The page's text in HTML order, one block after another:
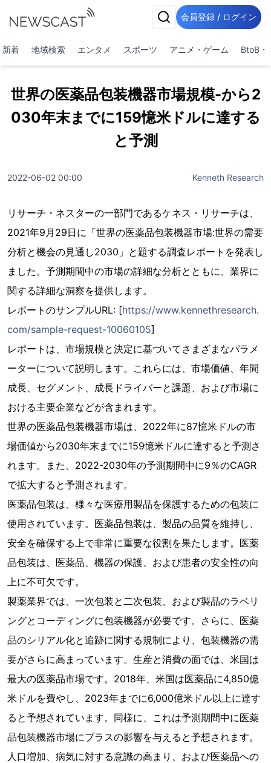
会員登録 / ログイン
新着 地域検索 エンタメ スポーツ アニメ・ゲーム BtoB・
世界の医薬品包装機器市場規模-から2
030年末までに159憶米ドルに達する
と予測
2022-06-02 00:00 Kenneth Research
リサーチ・ネスターの一部門であるケネス・リサーチは、
2021年9月29日に「世界の医薬品包装機器市場:世界の需要
分析と機会の見通し2030」と題する調査レポートを発表し
ました。予測期間中の市場の詳細な分析とともに、業界に
関する詳細な洞察を提供します。
レポートのサンプルURL: [https://www.kennethresearch.
com/sample-request-10060105]
レポートは、市場規模と決定に基づいてさまざまなパラメ
ーターについて説明します。これらには、市場価値、年間
成長、セグメント、成長ドライバーと課題、および市場に
おける主要企業などが含まれます。
世界の医薬品包装機器市場は、2022年に87憶米ドルの市
場価値から2030年末までに159憶米ドルに達すると予測さ
れます。また、2022-2030年の予測期間中に9％のCAGR
で拡大すると予測されます。
医薬品包装は、様々な医療用製品を保護するための包装に
使用されています。医薬品包装は、製品の品質を維持し、
安全を確保する上で非常に重要な役割を果たします。医薬
品包装は、医薬品、機器の保護、および患者の安全性の向
上に不可欠です。
製薬業界では、一次包装と二次包装、および製品のラベリ
ングとコーディングに包装機器が必要です。さらに、医薬
品のシリアル化と追跡に関する規制により、包装機器の需
要がさらに高まっています。生産と消費の面では、米国は
最大の医薬品市場です。2018年、米国は医​​薬品に4,850億
米ドルを費やし、2023年までに6,000億米ドル以上に達す
ると予想されています。同様に、これは予測期間中に医薬
品包装機器市場にプラスの影響を与えると予想されます。
人口増加、病気に対する意識の高まり、および医薬品への